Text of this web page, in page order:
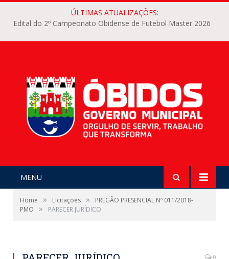
ÚLTIMAS ATUALIZAÇÕES:
Edital do 2º Campeonato Obidense de Futebol Master 2026
MENU
Home » Licitações »
PREGÃO PRESENCIAL Nº 011/2018-
PMO
» PARECER JURÍDICO
0